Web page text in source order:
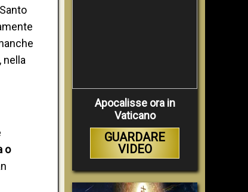
nella
o
Apocalisse ora in
Vaticano
GUARDARE
VIDEO